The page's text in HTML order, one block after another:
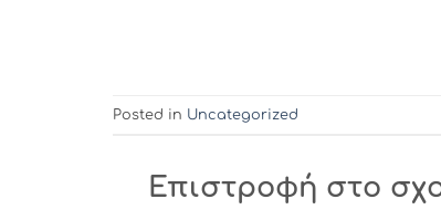
Posted in Uncategorized
Επιστροφή στο